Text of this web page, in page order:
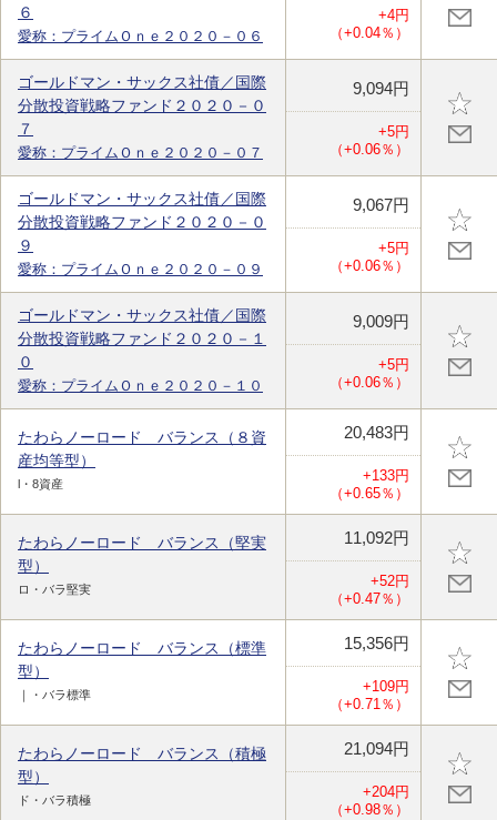
６
愛称：プライムＯｎｅ２０２０－０６
+4円
（+0.04％）
ゴールドマン・サックス社債／国際
分散投資戦略ファンド２０２０－０
７
愛称：プライムＯｎｅ２０２０－０７
9,094円
+5円
（+0.06％）
ゴールドマン・サックス社債／国際
分散投資戦略ファンド２０２０－０
９
愛称：プライムＯｎｅ２０２０－０９
9,067円
+5円
（+0.06％）
ゴールドマン・サックス社債／国際
分散投資戦略ファンド２０２０－１
０
愛称：プライムＯｎｅ２０２０－１０
9,009円
+5円
（+0.06％）
たわらノーロード バランス（８資
産均等型）
l・8資産
20,483円
+133円
（+0.65％）
たわらノーロード バランス（堅実
型）
ロ・バラ堅実
11,092円
+52円
（+0.47％）
たわらノーロード バランス（標準
型）
｜・バラ標準
15,356円
+109円
（+0.71％）
たわらノーロード バランス（積極
型）
ド・バラ積極
21,094円
+204円
（+0.98％）